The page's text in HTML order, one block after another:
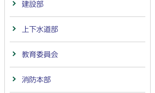
建設部
上下水道部
教育委員会
消防本部